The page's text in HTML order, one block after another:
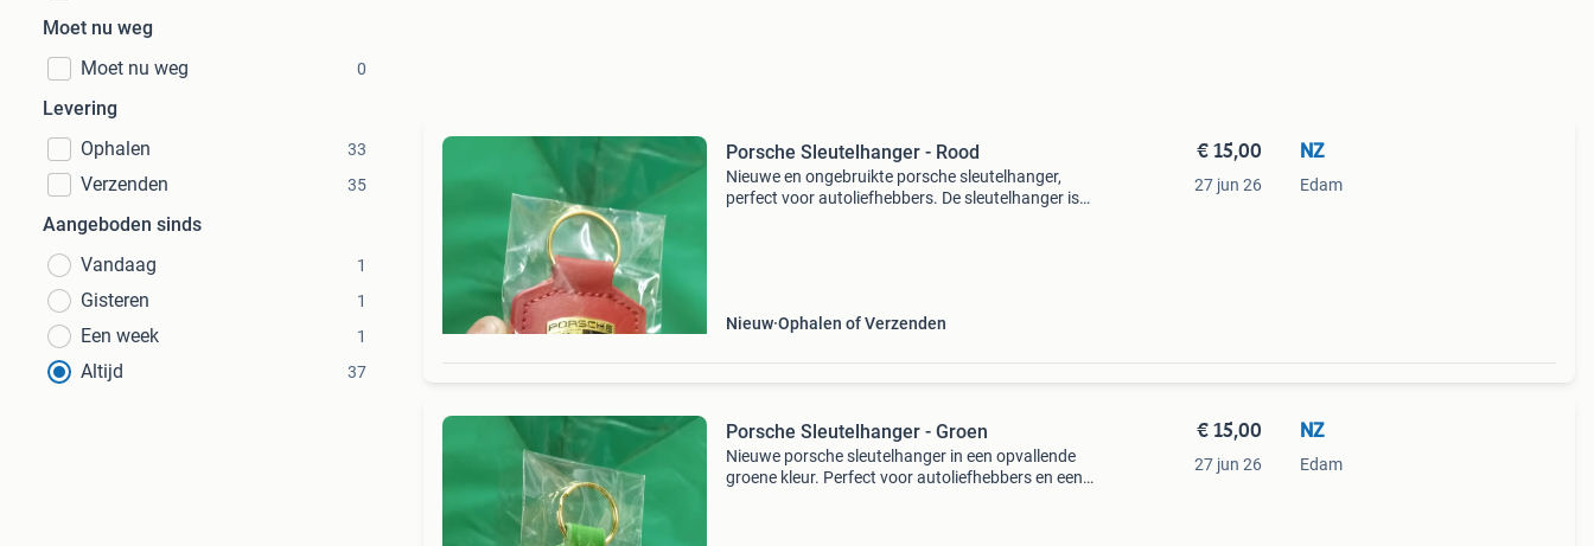
Moet nu weg
Moet nu weg
0
Levering
Ophalen
33
Verzenden 35
Aangeboden sinds
Vandaag
1
Gisteren 1
Een week 1
Altijd 37
Porsche Sleutelhanger - Rood
Nieuwe en ongebruikte porsche sleutelhanger,
perfect voor autoliefhebbers. De sleutelhanger is
Nieuw Ophalen of Verzenden
€ 15,00
27 jun 26
NZ
Edam
Porsche Sleutelhanger - Groen
Nieuwe porsche sleutelhanger in een opvallende
groene kleur. Perfect voor autoliefhebbers en een
€ 15,00
27 jun 26
NZ
Edam